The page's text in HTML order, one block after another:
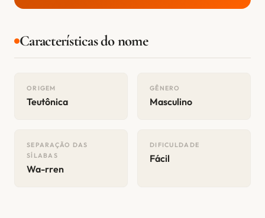
Características do nome
ORIGEM
Teutônica
GÊNERO
Masculino
SEPARAÇÃO DAS
SÍLABAS
Wa-rren
DIFICULDADE
Fácil